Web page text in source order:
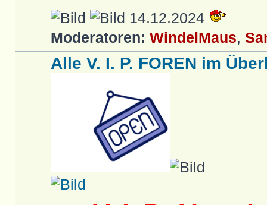
14.12.2024
Moderatoren: WindelMaus,
Alle V. I. P. FOREN im